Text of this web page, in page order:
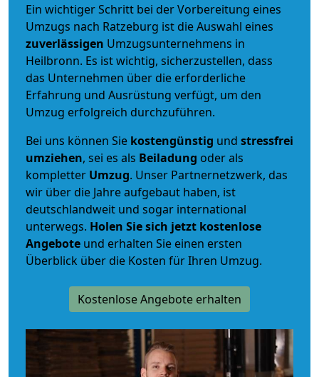
Ein wichtiger Schritt bei der Vorbereitung eines
Umzugs nach Ratzeburg ist die Auswahl eines
zuverlässigen Umzugsunternehmens in
Heilbronn. Es ist wichtig, sicherzustellen, dass
das Unternehmen über die erforderliche
Erfahrung und Ausrüstung verfügt, um den
Umzug erfolgreich durchzuführen.
Bei uns können Sie kostengünstig und stressfrei
umziehen, sei es als Beiladung oder als
kompletter Umzug. Unser Partnernetzwerk, das
wir über die Jahre aufgebaut haben, ist
deutschlandweit und sogar international
unterwegs. Holen Sie sich jetzt kostenlose
Angebote und erhalten Sie einen ersten
Überblick über die Kosten für Ihren Umzug.
Kostenlose Angebote erhalten